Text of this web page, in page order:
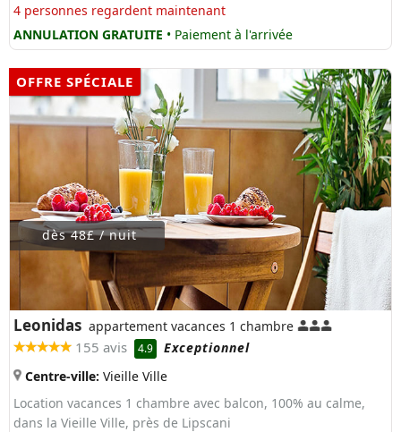
4 personnes regardent maintenant
ANNULATION GRATUITE • Paiement à l'arrivée
OFFRE SPÉCIALE
dès 48£ / nuit
Leonidas appartement vacances 1 chambre
155 avis 4.9
Exceptionnel
Centre-ville: Vieille Ville
Location vacances 1 chambre avec balcon, 100% au calme,
dans la Vieille Ville, près de Lipscani